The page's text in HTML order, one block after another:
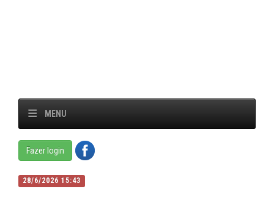
MENU
Fazer login
28/6/2026 15:43